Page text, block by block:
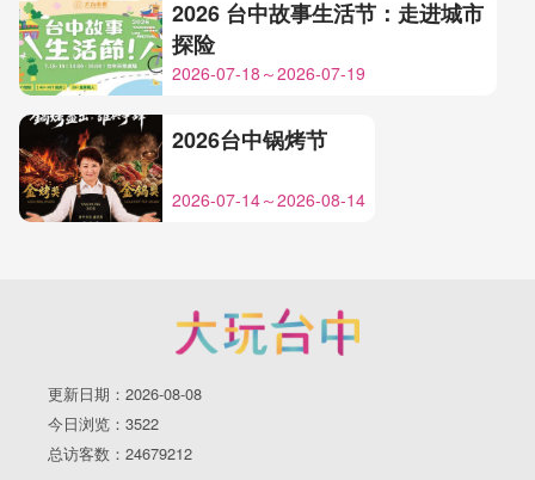
2026 台中故事生活节：走进城市
探险
2026-07-18～2026-07-19
2026台中锅烤节
2026-07-14～2026-08-14
更新日期：2026-08-08
今日浏览：3522
总访客数：24679212